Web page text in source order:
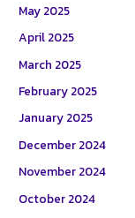
May 2025
April 2025
March 2025
February 2025
January 2025
December 2024
November 2024
October 2024